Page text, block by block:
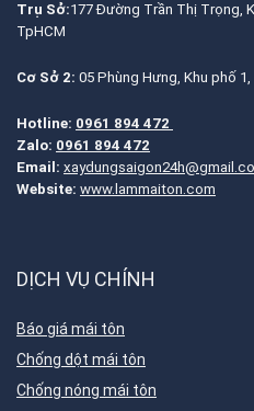
Trụ Sở:177 Đường Trần Thị Trọng,
TpHCM
Cơ Sở 2: 05 Phùng Hưng, Khu phố 1,
Hotline: 0961 894 472
Zalo: 0961 894 472
Email:
Website: www.lammaiton.com
DỊCH VỤ CHÍNH
Báo giá mái tôn
Chống dột mái tôn
Chống nóng mái tôn